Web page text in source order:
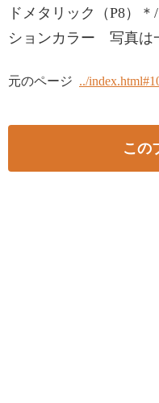
ドメタリック（P8）
ションカラー 写真は
元のページ ../
この